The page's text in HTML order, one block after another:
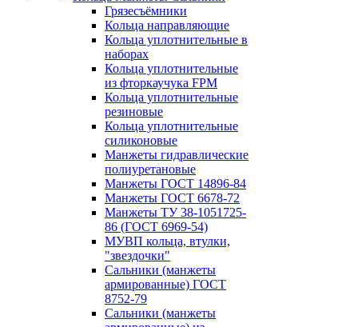
Грязесъёмники
Кольца направляющие
Кольца уплотнительные в
наборах
Кольца уплотнительные
из фторкаучука FPM
Кольца уплотнительные
резиновые
Кольца уплотнительные
силиконовые
Манжеты гидравлические
полиуретановые
Манжеты ГОСТ 14896-84
Манжеты ГОСТ 6678-72
Манжеты ТУ 38-1051725-
86 (ГОСТ 6969-54)
МУВП кольца, втулки,
"звездочки"
Сальники (манжеты
армированные) ГОСТ
8752-79
Сальники (манжеты